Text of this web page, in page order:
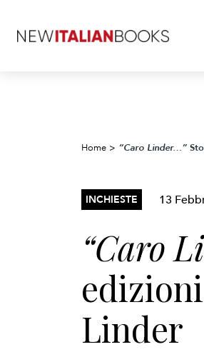
Home > “Caro Linder…”
INCHIESTE 13
“Caro
Linder